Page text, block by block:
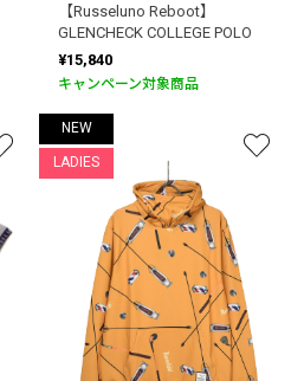
【Russeluno Reboot】
GLENCHECK COLLEGE POLO
¥15,840
キャンペーン対象商品
NEW
LADIES